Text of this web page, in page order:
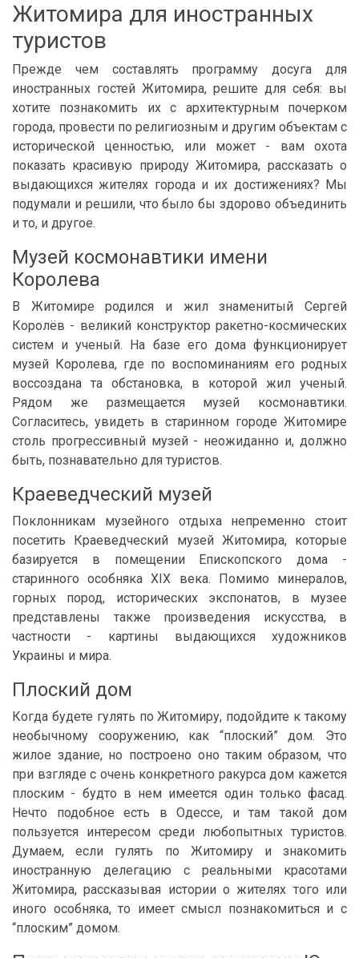
Житомира для иностранных
туристов
Прежде чем составлять программу досуга для
иностранных гостей Житомира, решите для себя: вы
хотите познакомить их с архитектурным почерком
города, провести по религиозным и другим объектам с
исторической ценностью, или может - вам охота
показать красивую природу Житомира, рассказать о
выдающихся жителях города и их достижениях? Мы
подумали и решили, что было бы здорово объединить
и то, и другое.
Музей космонавтики имени
Королева
В Житомире родился и жил знаменитый Сергей
Королёв - великий конструктор ракетно-космических
систем и ученый. На базе его дома функционирует
музей Королева, где по воспоминаниям его родных
воссоздана та обстановка, в которой жил ученый.
Рядом же размещается музей космонавтики.
Согласитесь, увидеть в старинном городе Житомире
столь прогрессивный музей - неожиданно и, должно
быть, познавательно для туристов.
Краеведческий музей
Поклонникам музейного отдыха непременно стоит
посетить Краеведческий музей Житомира, которые
базируется в помещении Епископского дома -
старинного особняка XIX века. Помимо минералов,
горных пород, исторических экспонатов, в музее
представлены также произведения искусства, в
частности - картины выдающихся художников
Украины и мира.
Плоский дом
Когда будете гулять по Житомиру, подойдите к такому
необычному сооружению, как “плоский” дом. Это
жилое здание, но построено оно таким образом, что
при взгляде с очень конкретного ракурса дом кажется
плоским - будто в нем имеется один только фасад.
Нечто подобное есть в Одессе, и там такой дом
пользуется интересом среди любопытных туристов.
Думаем, если гулять по Житомиру и знакомить
иностранную делегацию с реальными красотами
Житомира, рассказывая истории о жителях того или
иного особняка, то имеет смысл познакомиться и с
“плоским” домом.